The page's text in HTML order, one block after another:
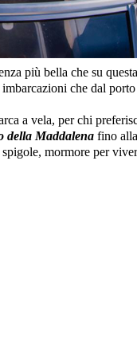
più bella che su
che dal
a vela, per chi
della Maddalena fino
mormore per